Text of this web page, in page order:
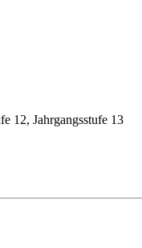
12, Jahrgangsstufe 13